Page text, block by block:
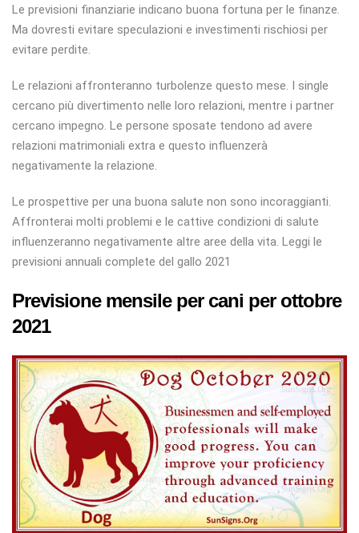
Le previsioni finanziarie indicano buona fortuna per le finanze.
Ma dovresti evitare speculazioni e investimenti rischiosi per
evitare perdite.
Le relazioni affronteranno turbolenze questo mese. I single
cercano più divertimento nelle loro relazioni, mentre i partner
cercano impegno. Le persone sposate tendono ad avere
relazioni matrimoniali extra e questo influenzerà
negativamente la relazione.
Le prospettive per una buona salute non sono incoraggianti.
Affronterai molti problemi e le cattive condizioni di salute
influenzeranno negativamente altre aree della vita. Leggi le
previsioni annuali complete del gallo 2021
Previsione mensile per cani per ottobre
2021